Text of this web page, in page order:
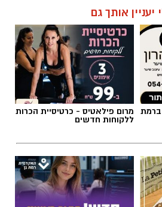
יעניין אותך גם
ברמת מרום פילאטיס - כרטיסיית הכרות
ללקוחות חדשים